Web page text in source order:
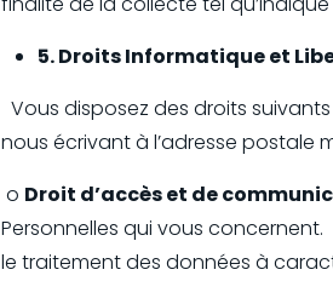
5. Droits Informatique et
Vous disposez des droits
nous écrivant à l’adresse postale
o Droit d’accès et de
Personnelles qui vous
le traitement des données à